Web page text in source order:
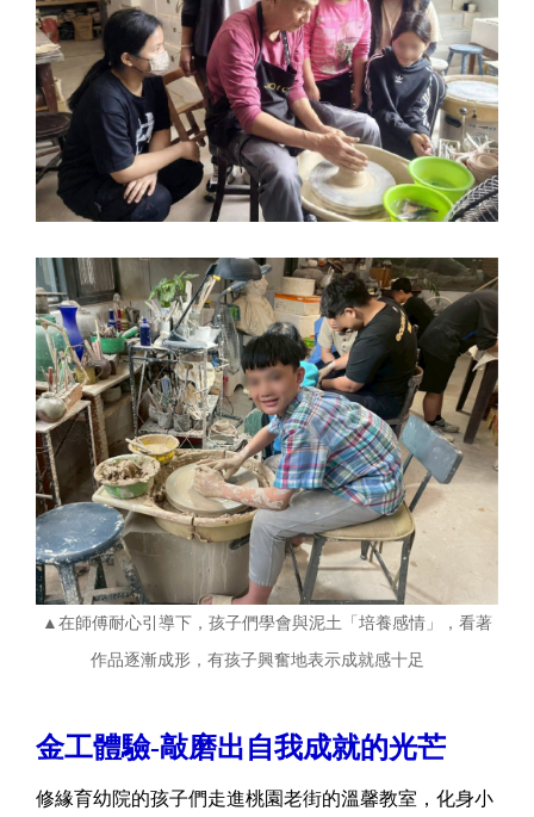
▲在師傅耐心引導下，孩子們學會與泥土「培養感情」，看著
作品逐漸成形，有孩子興奮地表示成就感十足
金工體驗-敲磨出自我成就的光芒
修緣育幼院的孩子們走進桃園老街的溫馨教室，化身小